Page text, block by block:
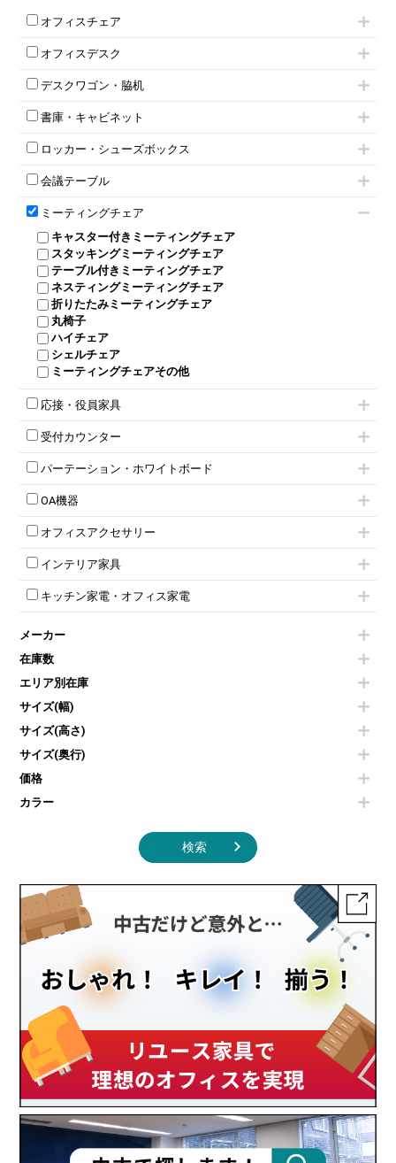
オフィスチェア
肘無しチェア
役員チェア
オフィスチェアその他
オフィスデスク
フリーアドレスデスク（ベンチデスク）
昇降デスク
両袖机
デスクワゴン・脇机
インワゴン2段
インワゴン3段
脇机
書庫・キャビネット
ハイキャビネット
ローキャビネット
両開きキャビネット
上下連結キャビネット
軽量ラック（スチールラック）
メタルラック
収納家具その他
オープン書庫
両開書庫
引き違い書庫
ラテラル書庫
ロッカー・シューズボックス
1人用ロッカー
2人用ロッカー
3人用ロッカー
5人用ロッカー
6人用ロッカー
8人用ロッカー
パーソナルロッカー
多人数ロッカー
シリンダー錠ロッカー
ダイヤル錠ロッカー
ボタン錠ロッカー
ダイヤル錠ロッカー
ワードローブ・クローゼット
会議テーブル
スタッキングテーブル
ネスティングテーブル
幕板付テーブル
カウンターテーブル
キャスター 付きテーブル
T字脚テーブル
大型会議テーブル
会議テーブルW1200～
会議テーブルW1500～
会議テーブルW1800～
平行スタックテーブル
会議テーブルその他
ミーティングチェア
キャスター付きミーティングチェア
スタッキングミーティングチェア
テーブル付きミーティングチェア
ネスティングミーティングチェア
折りたたみミーティングチェア
丸椅子
ハイチェア
シェルチェア
ミーティングチェアその他
応接・役員家具
応接セット
応接ソファ
応接チェア
応接・役員家具その他
受付カウンター
ローカウンター
ラウンジカウンター
パーテーション・ホワイトボード
パーテーション
自立タイプパーテーション
パーテーションその他
壁掛けホワイトボード
ホワイトボードその他
OA機器
電話機（ビジネスフォン）
シュレッダー
スクリーン
その他OA機器
オフィスアクセサリー
チェア用台車
演台・講演台・演説台
防音パネル
コートハンガー・ポールハンガー
傘立て
食器棚・キッチンキャビネット
カタログスタンド
オフィスアクセサリーその他
インテリア家具
モールドチェア
ダイニングチェア
カウンターテーブル
センターテーブル・サイドテーブル
ベンチ・スツール
ソファ
シェルフ
ダストボックス（ゴミ箱）
インテリア家具その他
キッチン家電・オフィス家電
冷蔵庫・洗濯機
空気清浄機・加湿器
液晶テレビ・モニター類
エアコン
掃除機
季節家電
メーカー
在庫数
エリア別在庫
サイズ(幅)
サイズ(高さ)
サイズ(奥行)
価格
カラー
検索